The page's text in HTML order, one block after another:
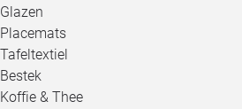
Glazen
Placemats
Tafeltextiel
Bestek
Koffie & Thee